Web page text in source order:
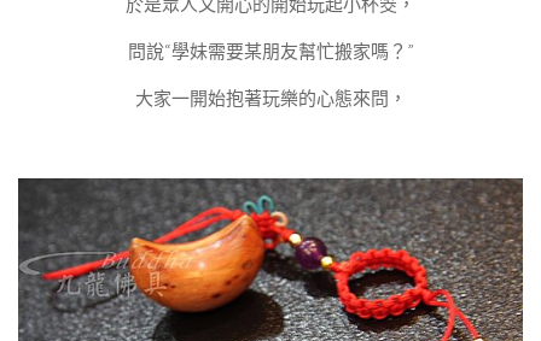
問說“學妹需要某朋友幫忙搬家嗎？”
大家一開始抱著玩樂的心態來問，